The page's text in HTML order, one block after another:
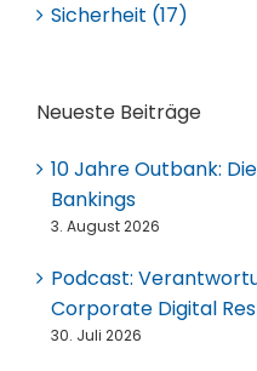
Sicherheit (17)
Neueste Beiträge
10 Jahre Outbank:
Bankings
3. August 2026
Podcast:
Corporate Digital
30. Juli 2026